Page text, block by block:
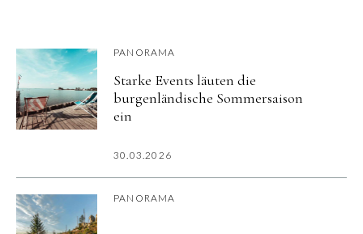
PANORAMA
Starke Events läuten die
burgenländische Sommersaison
ein
30.03.2026
PANORAMA